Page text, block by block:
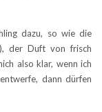
dazu, so wie die
der Duft von frisch
also klar, wenn ich
dann dürfen